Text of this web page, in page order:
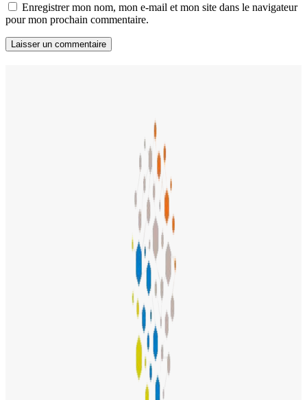
Enregistrer mon nom, mon e-mail et mon site dans le navigateur
pour mon prochain commentaire.